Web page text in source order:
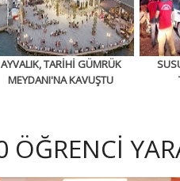
AYVALIK, TARİHİ GÜMRÜK
MEYDANI'NA KAVUŞTU
ÖĞRENCİ